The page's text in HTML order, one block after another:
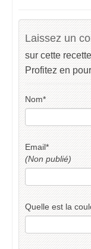
Laissez un
sur cette
Profitez en
Nom*
Email*
(Non publié)
Quelle est la